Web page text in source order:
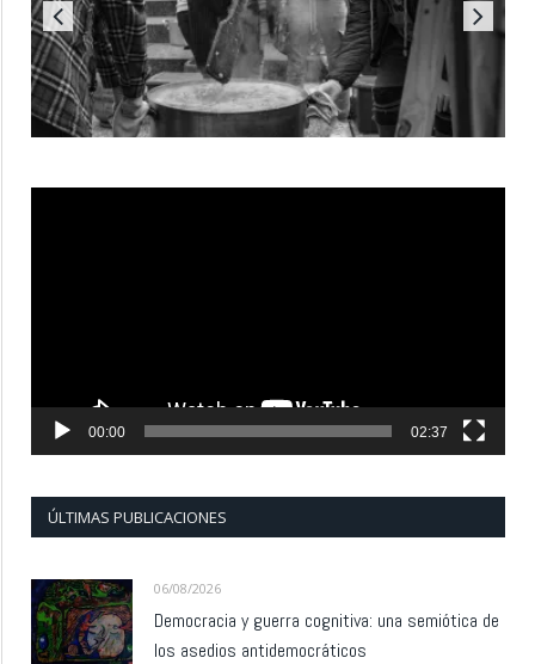
00:00 02:37
ÚLTIMAS PUBLICACIONES
06/08/2026
Democracia y guerra cognitiva: una semiótica de
los asedios antidemocráticos